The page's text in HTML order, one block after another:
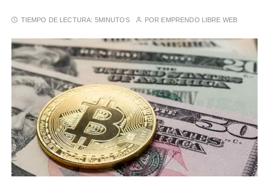
TIEMPO DE LECTURA: 5MINUTOS POR EMPRENDO LIBRE WEB